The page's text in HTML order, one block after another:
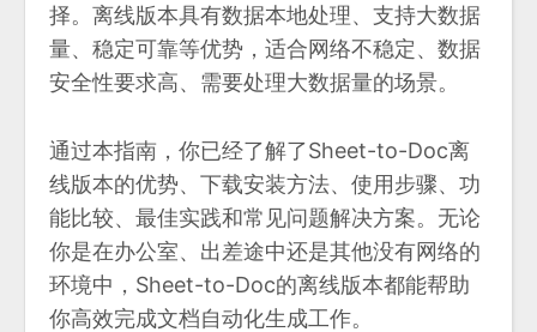
择。离线版本具有数据本地处理、支持大数据
量、稳定可靠等优势，适合网络不稳定、数据
安全性要求高、需要处理大数据量的场景。
通过本指南，你已经了解了Sheet-to-Doc离
线版本的优势、下载安装方法、使用步骤、功
能比较、最佳实践和常见问题解决方案。无论
你是在办公室、出差途中还是其他没有网络的
环境中，Sheet-to-Doc的离线版本都能帮助
你高效完成文档自动化生成工作。